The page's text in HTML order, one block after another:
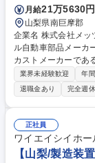
迎！月給21万5630
山梨県南巨摩郡
企業名 株式会社メッツ 求人名 【山梨/生産管理推進】年休121日/グ
ル自動車部品メーカー/Hondaグルー
カストメーカーであ
細】 ・顧客先から
画を立案し、日々の
ために必要に応じて計画変
産管理推進】年休
業界未経験歓迎 年
退職金あり
完全週
正社員
ワイエイシイホ
【山梨/製造装